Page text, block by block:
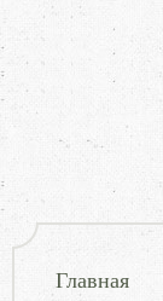
Главная